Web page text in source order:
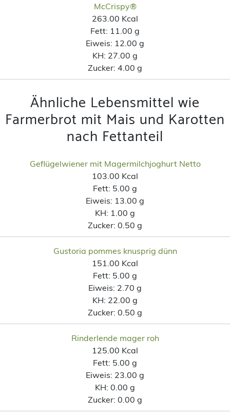
McCrispy®
263.00 Kcal
Fett: 11.00 g
Eiweis: 12.00 g
KH: 27.00 g
Zucker: 4.00 g
Ähnliche Lebensmittel wie
Farmerbrot mit Mais und Karotten
nach Fettanteil
Geflügelwiener mit Magermilchjoghurt Netto
103.00 Kcal
Fett: 5.00 g
Eiweis: 13.00 g
KH: 1.00 g
Zucker: 0.50 g
Gustoria pommes knusprig dünn
151.00 Kcal
Fett: 5.00 g
Eiweis: 2.70 g
KH: 22.00 g
Zucker: 0.50 g
Rinderlende mager roh
125.00 Kcal
Fett: 5.00 g
Eiweis: 23.00 g
KH: 0.00 g
Zucker: 0.00 g